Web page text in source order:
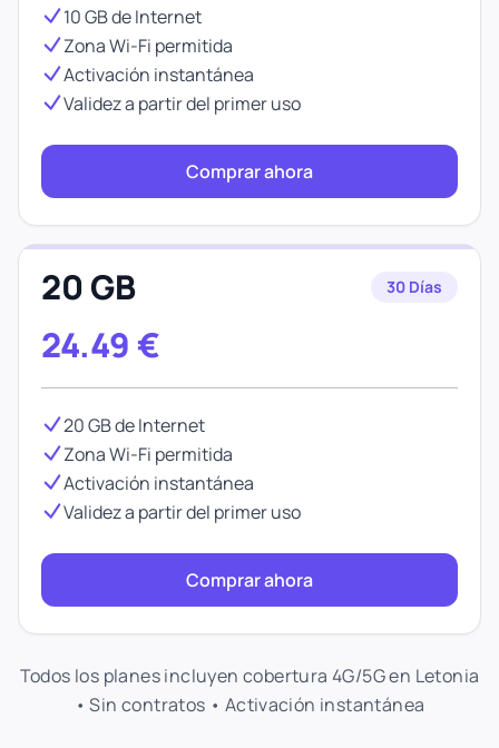
10 GB de Internet
Zona Wi-Fi permitida
Activación instantánea
Validez a partir del primer uso
Comprar ahora
20 GB 30 Días
24.49 €
20 GB de Internet
Zona Wi-Fi permitida
Activación instantánea
Validez a partir del primer uso
Comprar ahora
Todos los planes incluyen cobertura 4G/5G en Letonia
• Sin contratos • Activación instantánea